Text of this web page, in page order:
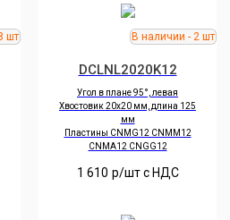
DCLNL2020K12
Угол в плане 95°, левая
Хвостовик 20х20 мм, длина 125
мм
Пластины CNMG12 CNMM12
CNMA12 CNGG12
1 610 р/шт c НДС